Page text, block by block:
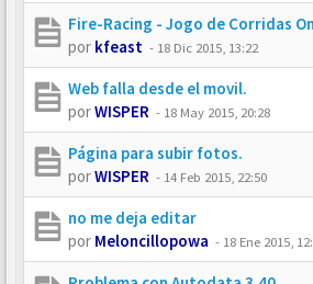
Fire-Racing - Jogo de Corridas
por kfeast - 18 Dic 2015, 13:22
Web falla desde el movil.
porWISPER - 18 May 2015, 20:28
Página para subir fotos.
porWISPER - 14 Feb 2015, 22:50
no me deja editar
por Meloncillopowa - 18 Ene 2015,